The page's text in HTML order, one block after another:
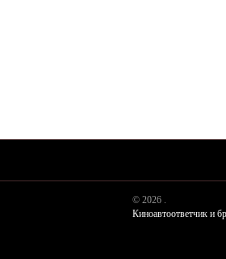
© 2026 .
Киноавтоответчик и